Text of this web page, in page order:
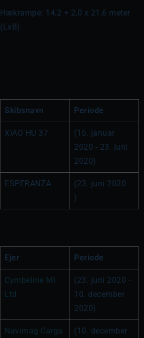
Hækrampe: 14,2 + 2,0 x 21,6 meter
(LxB)
Skibsnavn Periode
XIAO HU 37
(15. januar
2020 - 23. juni
2020)
ESPERANZA
(23. juni 2020 -
)
Ejer Periode
Cymbeline Mi
Ltd.
(23. juni 2020 -
10. december
2020)
Navimag Carga
(10. december